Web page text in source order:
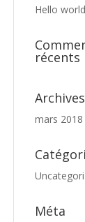
Hello
récents
Archives
mars 2018
Méta